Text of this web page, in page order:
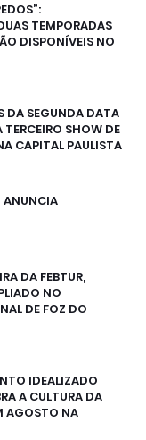
TEMPORADAS
DISPONÍVEIS NO
DA SEGUNDA DATA
SHOW DE
CAPITAL PAULISTA
ANUNCIA
DA FEBTUR,
NO
DE FOZ DO
IDEALIZADO
A CULTURA DA
AGOSTO NA